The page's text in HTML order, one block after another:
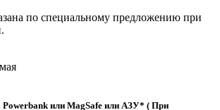
по специальному предложению при
или MagSafe или AЗУ* ( При